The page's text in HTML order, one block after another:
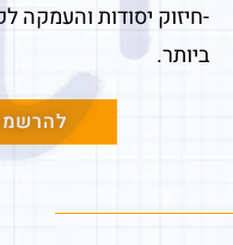
-חיזוק יסודות והעמקה
ביותר.